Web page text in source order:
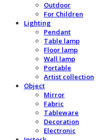
Outdoor
For Children
Lighting
Pendant
Table lamp
Floor lamp
Wall lamp
Portable
Artist collection
Object
Mirror
Fabric
Tableware
Decoration
Electronic